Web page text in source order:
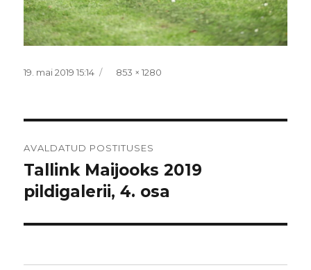
Postitatud
19. mai 2019 15:14 Täissuurus
853 × 1280
AVALDATUD POSTITUSES
Tallink Maijooks 2019
pildigalerii, 4. osa